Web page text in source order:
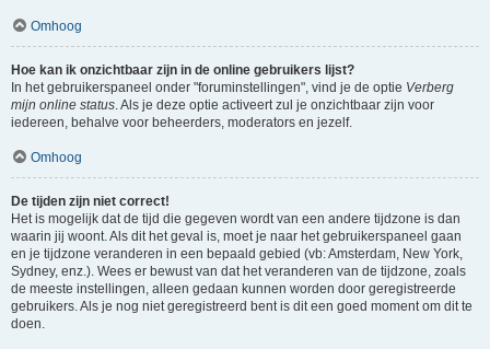
Omhoog
Hoe kan ik onzichtbaar zijn in de online gebruikers lijst?
In het gebruikerspaneel onder "foruminstellingen", vind je de optie Verberg
mijn online status . Als je deze optie activeert zul je onzichtbaar zijn voor
iedereen, behalve voor beheerders, moderators en jezelf.
Omhoog
De tijden zijn niet correct!
Het is mogelijk dat de tijd die gegeven wordt van een andere tijdzone is dan
waarin jij woont. Als dit het geval is, moet je naar het gebruikerspaneel gaan
en je tijdzone veranderen in een bepaald gebied (vb: Amsterdam, New York,
Sydney, enz.). Wees er bewust van dat het veranderen van de tijdzone, zoals
de meeste instellingen, alleen gedaan kunnen worden door geregistreerde
gebruikers. Als je nog niet geregistreerd bent is dit een goed moment om dit te
doen.